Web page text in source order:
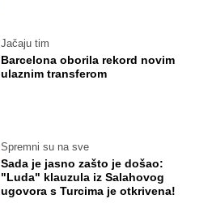
Jačaju tim
Barcelona oborila rekord novim
ulaznim transferom
Spremni su na sve
Sada je jasno zašto je došao:
"Luda" klauzula iz Salahovog
ugovora s Turcima je otkrivena!